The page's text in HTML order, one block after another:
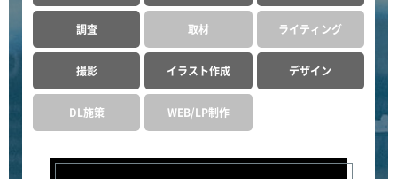
調査 取材 ライティング
撮影 イラスト作成 デザイン
DL施策 WEB/LP制作